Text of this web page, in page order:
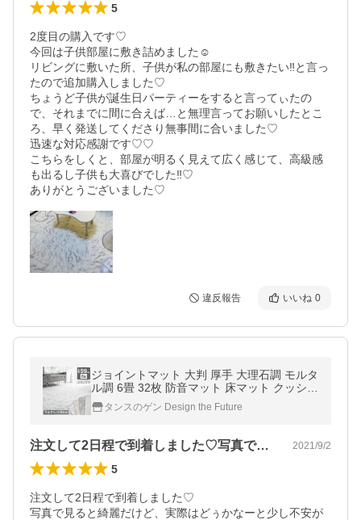
5
2度目の購入です♡
今回は子供部屋に敷き詰めました☺️
リビングに敷いた所、子供が私の部屋にも敷きたい‼︎と言っ
たので追加購入しました♡
ちょうど子供が誕生日パーティーをすると言ってぃたの
で、それまでに間に合えば…と無理言ってお願いしたとこ
ろ、早く発送してくださり無事間に合いました♡
迅速な対応感謝です♡♡
こちらをしくと、部屋が明るく見えて広く感じて、高級感
も出るし子供も大喜びでした‼︎♡
ありがとうございました♡
違反報告 いいね 0
ジョイントマット 大判 厚手 大理石調 モルタ
ル調 6畳 32枚 防音マット 床マット クッショ
ンマット プレイマット パズルマット ベビー
赤ちゃん
タンスのゲン Design the Future
注文して2日程で到着しました♡写真で見… 2021/9/2
5
注文して2日程で到着しました♡
写真で見ると綺麗だけど、実際はどぅかなーと少し不安が